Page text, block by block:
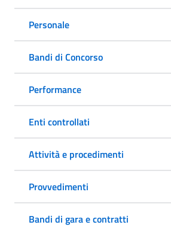
Personale
Bandi di Concorso
Performance
Enti controllati
Attività e procedimenti
Provvedimenti
Bandi di gara e contratti